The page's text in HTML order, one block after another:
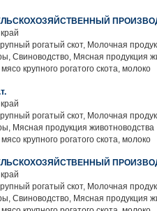
рогатый скот, Молочная
Свиноводство, Мясная продукция
мясо крупного рогатого скота, молоко
рогатый скот, Молочная
Мясная продукция животноводства
мясо крупного рогатого скота, молоко
рогатый скот, Молочная
Свиноводство, Мясная продукция